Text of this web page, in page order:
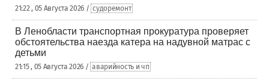
21:22 , 05 Августа 2026 / судоремонт
В Ленобласти транспортная прокуратура проверяет
обстоятельства наезда катера на надувной матрас с
детьми
21:15 , 05 Августа 2026 / аварийность и чп